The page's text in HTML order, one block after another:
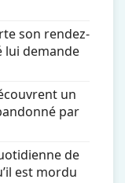
son rendez-
lui demande
un
par
de
est mordu